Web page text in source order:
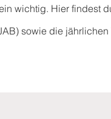
wichtig. Hier findest
sowie die jährlichen